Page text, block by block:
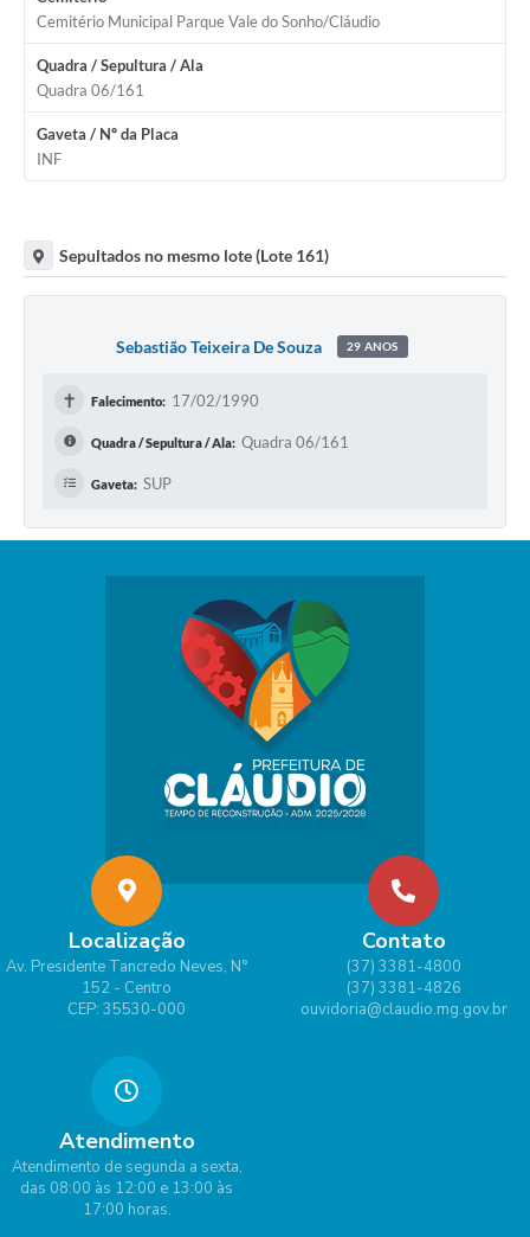
Cemitério Municipal Parque Vale do Sonho/Cláudio
Quadra / Sepultura / Ala
Quadra 06/161
Gaveta / Nº da Placa
INF
Sepultados no mesmo lote (Lote 161)
Sebastião Teixeira De Souza 29 ANOS
✝ Falecimento: 17/02/1990
Quadra / Sepultura / Ala: Quadra 06/161
Gaveta: SUP
Localização
Av. Presidente Tancredo Neves, N°
152 - Centro
CEP: 35530-000
Contato
(37) 3381-4800
(37) 3381-4826
ouvidoria@claudio.mg.gov.br
Atendimento
Atendimento de segunda a sexta,
das 08:00 às 12:00 e 13:00 às
17:00 horas.